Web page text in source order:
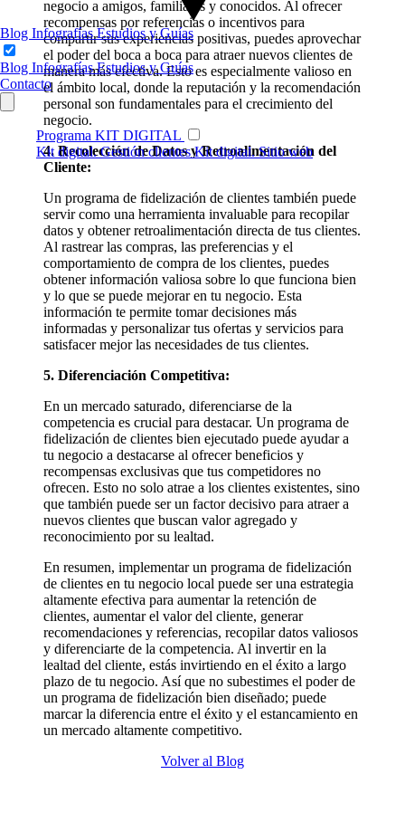
Blog InfografíasEstudios y Guías
Blog InfografíasEstudios y Guías
Contacto
Programa KIT DIGITAL
Kit digital. Gestión clientesKit digital. Sitio web
negocio a amigos, familiares y conocidos. Al ofrecer
recompensas por referencias o incentivos para
compartir sus experiencias positivas, puedes aprovechar
el poder del boca a boca para atraer nuevos clientes de
manera más efectiva. Esto es especialmente valioso en
el ámbito local, donde la reputación y la recomendación
personal son fundamentales para el crecimiento del
negocio.
4. Recolección de Datos y Retroalimentación del
Cliente:
Un programa de fidelización de clientes también puede
servir como una herramienta invaluable para recopilar
datos y obtener retroalimentación directa de tus clientes.
Al rastrear las compras, las preferencias y el
comportamiento de compra de los clientes, puedes
obtener información valiosa sobre lo que funciona bien
y lo que se puede mejorar en tu negocio. Esta
información te permite tomar decisiones más
informadas y personalizar tus ofertas y servicios para
satisfacer mejor las necesidades de tus clientes.
5. Diferenciación Competitiva:
En un mercado saturado, diferenciarse de la
competencia es crucial para destacar. Un programa de
fidelización de clientes bien ejecutado puede ayudar a
tu negocio a destacarse al ofrecer beneficios y
recompensas exclusivas que tus competidores no
ofrecen. Esto no solo atrae a los clientes existentes, sino
que también puede ser un factor decisivo para atraer a
nuevos clientes que buscan valor agregado y
reconocimiento por su lealtad.
En resumen, implementar un programa de fidelización
de clientes en tu negocio local puede ser una estrategia
altamente efectiva para aumentar la retención de
clientes, aumentar el valor del cliente, generar
recomendaciones y referencias, recopilar datos valiosos
y diferenciarte de la competencia. Al invertir en la
lealtad del cliente, estás invirtiendo en el éxito a largo
plazo de tu negocio. Así que no subestimes el poder de
un programa de fidelización bien diseñado; puede
marcar la diferencia entre el éxito y el estancamiento en
un mercado altamente competitivo.
Volver al Blog